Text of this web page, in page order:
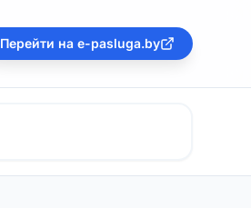
Перейти на e-pasluga.by